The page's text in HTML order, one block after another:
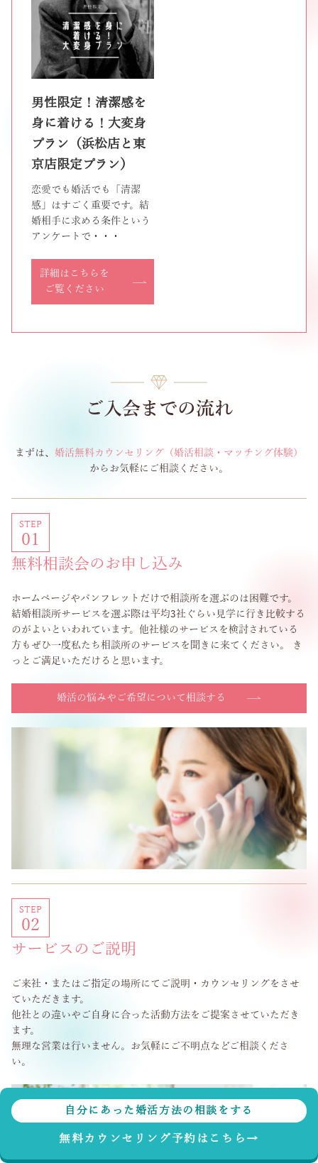
男性限定！清潔感を
身に着ける！大変身
プラン（浜松店と東
京店限定プラン）
恋愛でも婚活でも「清潔
感」はすごく重要です。結
婚相手に求める条件という
アンケートで・・・
詳細はこちらを
ご覧ください
ご入会までの流れ
まずは、 婚活無料カウンセリング（婚活相談・マッチング体験）
からお気軽にご相談ください。
STEP
01
無料相談会のお申し込み
ホームページやパンフレットだけで相談所を選ぶのは困難です。
結婚相談所サービスを選ぶ際は平均3社ぐらい見学に行き比較する
のがよいといわれています。他社様のサービスを検討されている
方もぜひ一度私たち相談所のサービスを聞きに来てください。 き
っとご満足いただけると思います。
婚活の悩みやご希望について相談する
STEP
02
サービスのご説明
ご来社・またはご指定の場所にてご説明・カウンセリングをさせ
ていただきます。
他社との違いやご自身に合った活動方法をご提案させていただき
ます。
無理な営業は行いません。お気軽にご不明点などご相談くださ
い。
自分にあった婚活方法の相談をする
無料カウンセリング予約はこちら→